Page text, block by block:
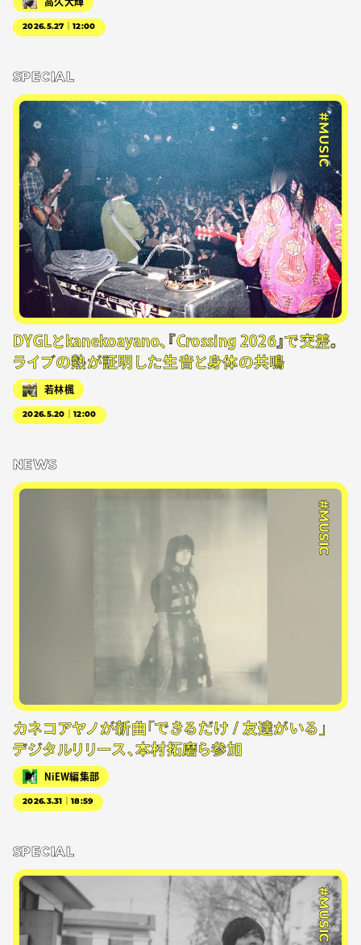
高久大輝
2026.5.27｜12:00
SPECIAL
#MUSIC
DYGLとkanekoayano、『Crossing 2026』で交差。
ライブの熱が証明した生音と身体の共鳴
若林楓
2026.5.20｜12:00
NEWS
#MUSIC
カネコアヤノが新曲「できるだけ / 友達がいる」
デジタルリリース、本村拓磨ら参加
NiEW編集部
2026.3.31｜18:59
SPECIAL
#MUSIC